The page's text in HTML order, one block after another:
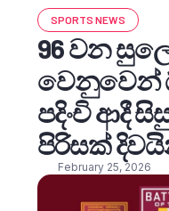
SPORTS NEWS
96 වන
වෙනුවෙන්
පදිංචි ආදී
පිරිසක්
February 25, 2026